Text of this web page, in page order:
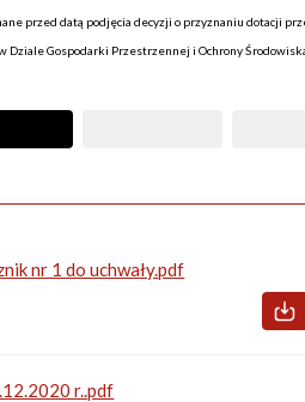
przed datą podjęcia decyzji o przyznaniu dotacji
Dziale Gospodarki Przestrzennej i Ochrony
nr 1 do uchwały.pdf
r..pdf